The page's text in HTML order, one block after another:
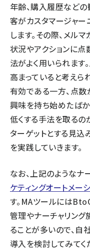
年齢、購入履歴などの
客がカスタマージャ
します。その際、メ
状況やアクションに点
法がよく用いられま
高まっていると考えら
有効である一方、点
興味を持ち始めたば
低くする手法を取るの
ターゲットとする見込
を実践していきます。
なお、上記のようなナ
ケティングオートメーシ
す。MAツールには
管理やナーチャリン
ることが多いので、自
導入を検討してみてく